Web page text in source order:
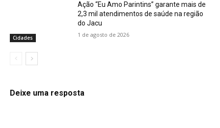
Cidades
Ação “Eu Amo Parintins” garante mais de
2,3 mil atendimentos de saúde na região
do Jacu
1 de agosto de 2026
Deixe uma resposta